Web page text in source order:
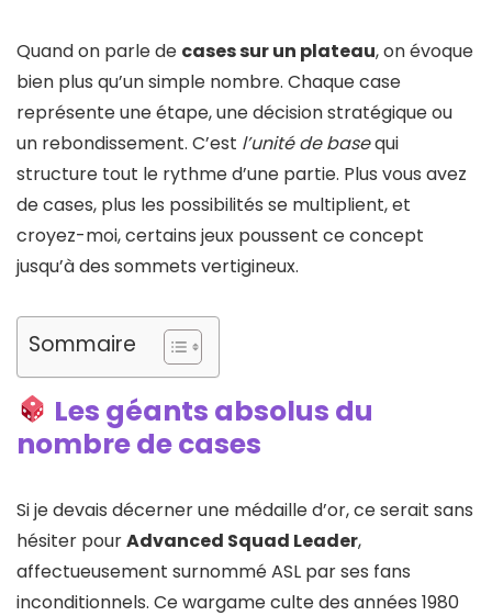
Quand on parle de cases sur un plateau, on évoque
bien plus qu’un simple nombre. Chaque case
représente une étape, une décision stratégique ou
un rebondissement. C’est l’unité de basequi
structure tout le rythme d’une partie. Plus vous avez
de cases, plus les possibilités se multiplient, et
croyez-moi, certains jeux poussent ce concept
jusqu’à des sommets vertigineux.
Sommaire
Les géants absolus du
nombre de cases
Si je devais décerner une médaille d’or, ce serait sans
hésiter pourAdvanced Squad Leader,
affectueusement surnommé ASL par ses fans
inconditionnels. Ce wargame culte des années 1980